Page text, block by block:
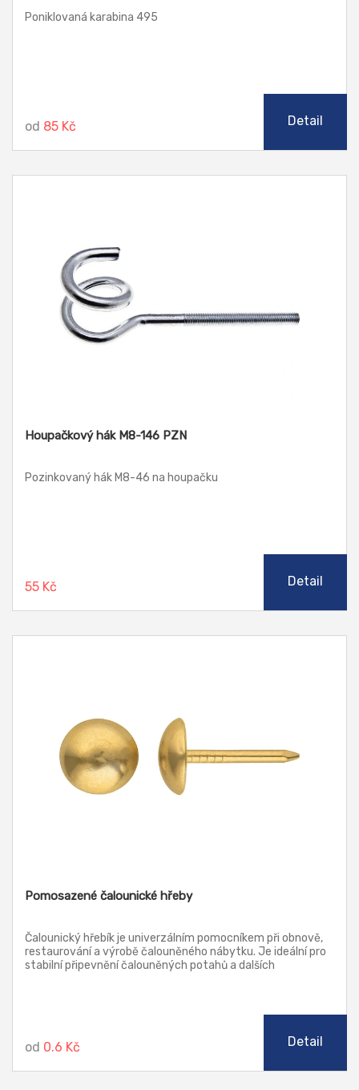
Poniklovaná karabina 495
od 85 Kč Detail
Houpačkový hák M8-146 PZN
Pozinkovaný hák M8-46 na houpačku
55 Kč Detail
Pomosazené čalounické hřeby
Čalounický hřebík je univerzálním pomocníkem při obnově,
restaurování a výrobě čalouněného nábytku. Je ideální pro
stabilní připevnění čalouněných potahů a dalších
od 0.6 Kč Detail